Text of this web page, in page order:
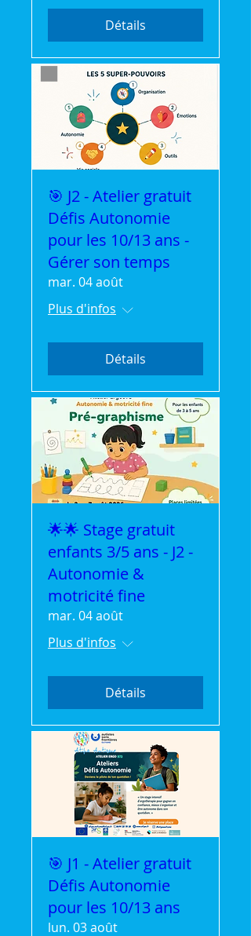
Détails
🎯 J2 - Atelier gratuit
Défis Autonomie
pour les 10/13 ans -
Gérer son temps
mar. 04 août
Plus d'infos
Détails
🌟🌟 Stage gratuit
enfants 3/5 ans - J2 -
Autonomie &
motricité fine
mar. 04 août
Plus d'infos
Détails
🎯 J1 - Atelier gratuit
Défis Autonomie
pour les 10/13 ans
lun. 03 août